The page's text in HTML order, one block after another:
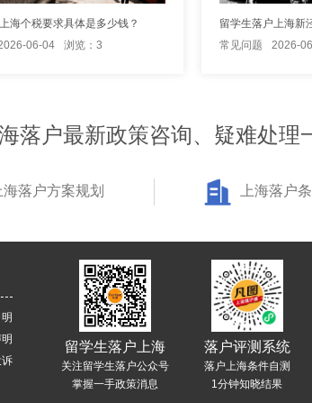
海个税要求具体是多少钱？
06-04 浏览：3
常见问题
2026-
海落户最新政策咨询、疑难处理
海落户方案规划 上海落户
留学生落户上海
关注留学生落户公众号
掌握一手政策消息
落户评测系统
落户上海条件自测
1分钟知晓结果